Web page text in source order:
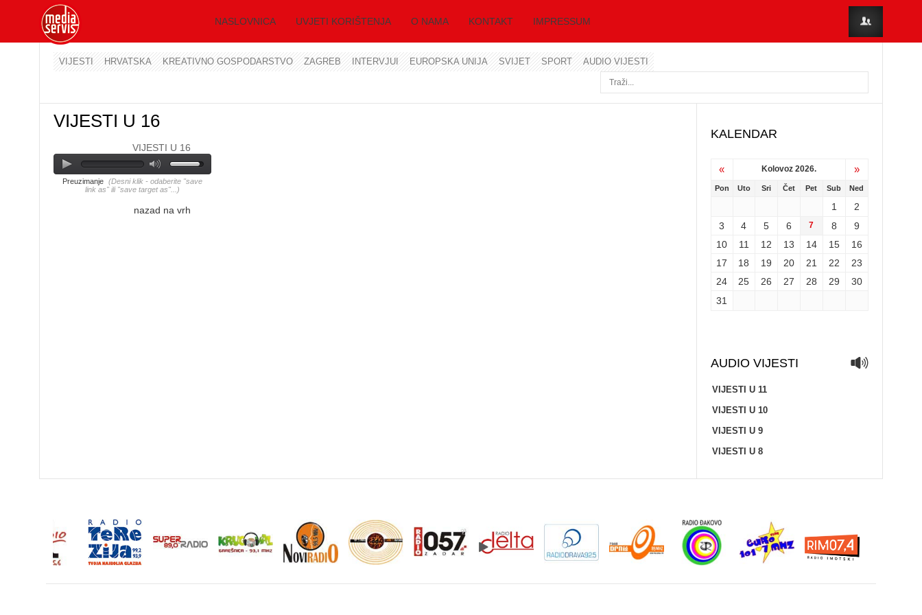
NASLOVNICA UVJETI KORIŠTENJA O NAMA KONTAKT IMPRESSUM
VIJESTI HRVATSKA KREATIVNO GOSPODARSTVO ZAGREB INTERVJUI EUROPSKA UNIJA SVIJET SPORT AUDIO VIJESTI
VIJESTI U 16
VIJESTI U 16
Preuzimanje (Desni klik - odaberite "save
link as" ili "save target as"...)
nazad na vrh
KALENDAR
« Kolovoz 2026. »
Pon Uto Sri Čet Pet Sub Ned
1
2
3
4 5 6 7 8
9
10
11 12 13 14 15
16
17
18 19 20 21 22
23
24
25 26 27 28 29
30
31
AUDIO VIJESTI
VIJESTI U 11
VIJESTI U 10
VIJESTI U 9
VIJESTI U 8